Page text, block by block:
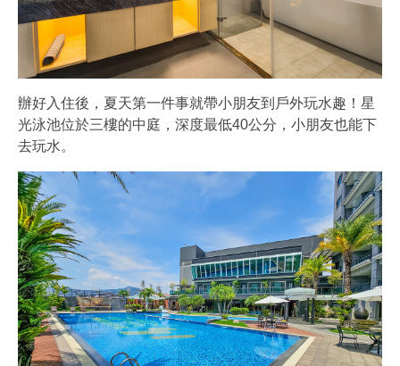
辦好入住後，夏天第一件事就帶小朋友到戶外玩水趣！星
光泳池位於三樓的中庭，深度最低40公分，小朋友也能下
去玩水。